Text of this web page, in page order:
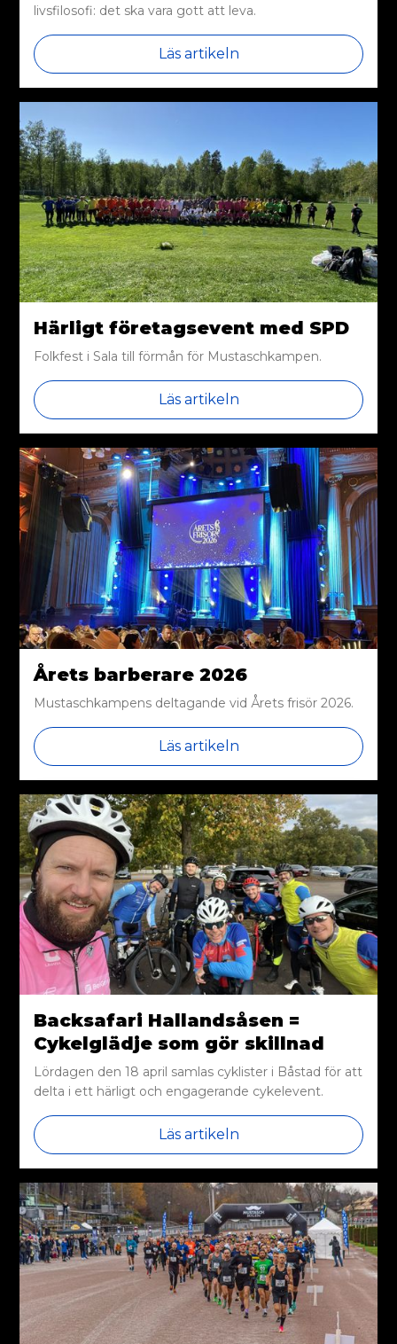
livsfilosofi: det ska vara gott att leva.
Läs artikeln
Härligt företagsevent med SPD
Folkfest i Sala till förmån för Mustaschkampen.
Läs artikeln
Årets barberare 2026
Mustaschkampens deltagande vid Årets frisör 2026.
Läs artikeln
Backsafari Hallandsåsen =
Cykelglädje som gör skillnad
Lördagen den 18 april samlas cyklister i Båstad för att
delta i ett härligt och engagerande cykelevent.
Läs artikeln